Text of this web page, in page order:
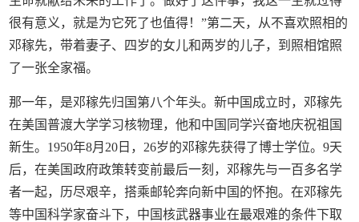
很有意义，就是为它死了也值得！”第二天，从不喜欢照相的
邓稼先，带着妻子、四岁的女儿和两岁的儿子，到照相馆照
了一张全家福。
那一年，是邓稼先归国第八个年头。新中国成立时，邓稼先
在美国普渡大学学习核物理，他和中国同学兴奋地庆祝祖国
新生。1950年8月20日，26岁的邓稼先获得了博士学位。9天
后，在美国政府政策转变前最后一刻，邓稼先与一百多名学
者一起，历尽艰辛，搭乘邮轮奔向新中国的怀抱。在邓稼先
等中国科学家奋斗下，中国核武器事业在最艰难的条件下取